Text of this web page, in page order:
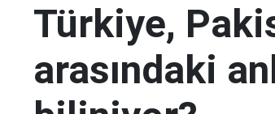
Türkiye,
arasındaki